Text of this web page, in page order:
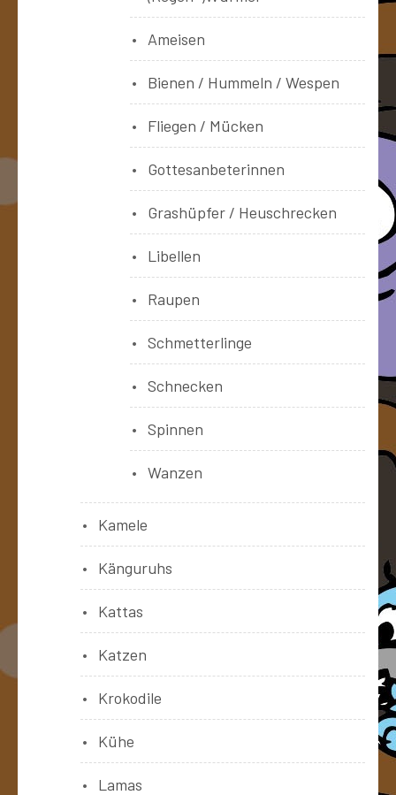
Ameisen
Bienen / Hummeln / Wespen
Fliegen / Mücken
Gottesanbeterinnen
Grashüpfer / Heuschrecken
Libellen
Raupen
Schmetterlinge
Schnecken
Spinnen
Wanzen
Kamele
Känguruhs
Kattas
Katzen
Krokodile
Kühe
Lamas